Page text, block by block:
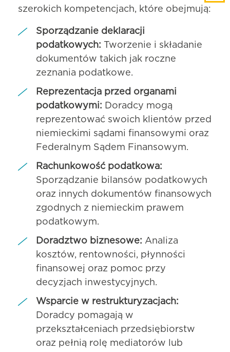
szerokich kompetencjach, które obejmują:
Sporządzanie deklaracji
podatkowych: Tworzenie i składanie
dokumentów takich jak roczne
zeznania podatkowe.
Reprezentacja przed organami
podatkowymi: Doradcy mogą
reprezentować swoich klientów przed
niemieckimi sądami finansowymi oraz
Federalnym Sądem Finansowym.
Rachunkowość podatkowa:
Sporządzanie bilansów podatkowych
oraz innych dokumentów finansowych
zgodnych z niemieckim prawem
podatkowym.
Doradztwo biznesowe: Analiza
kosztów, rentowności, płynności
finansowej oraz pomoc przy
decyzjach inwestycyjnych.
Wsparcie w restrukturyzacjach:
Doradcy pomagają w
przekształceniach przedsiębiorstw
oraz pełnią rolę mediatorów lub